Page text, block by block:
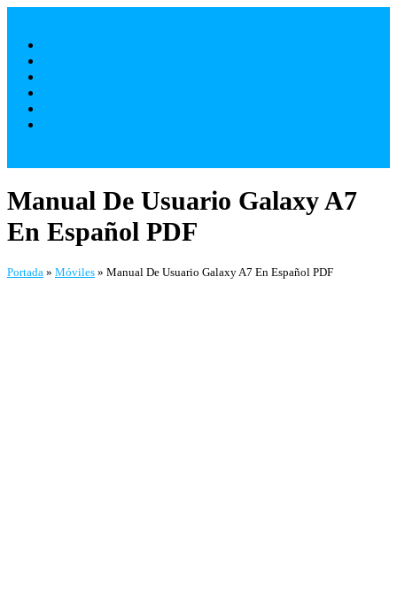
contenido
Manual De Usuario Galaxy A7
En Español PDF
Portada » Móviles » Manual De Usuario Galaxy A7 En Español PDF